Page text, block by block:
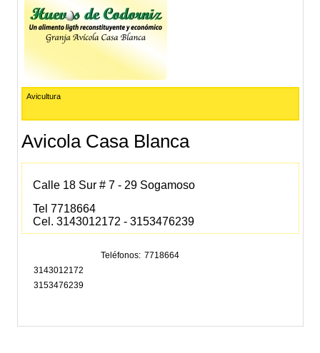
Avicultura
Avicola Casa Blanca
Calle 18 Sur # 7 - 29 Sogamoso
Tel 7718664
Cel. 3143012172 -3153476239
Teléfonos
7718664
3143012172
3153476239